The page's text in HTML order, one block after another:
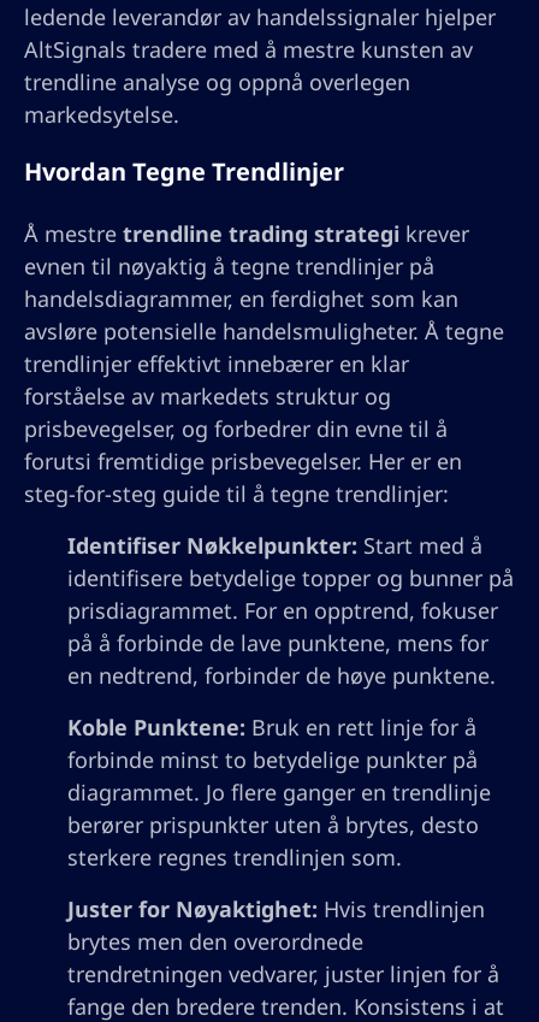
ledende leverandør av handelssignaler hjelper
AltSignals tradere med å mestre kunsten av
trendline analyse og oppnå overlegen
markedsytelse.
Hvordan Tegne Trendlinjer
Å mestre trendline trading strategi krever
evnen til nøyaktig å tegne trendlinjer på
handelsdiagrammer, en ferdighet som kan
avsløre potensielle handelsmuligheter. Å tegne
trendlinjer effektivt innebærer en klar
forståelse av markedets struktur og
prisbevegelser, og forbedrer din evne til å
forutsi fremtidige prisbevegelser. Her er en
steg-for-steg guide til å tegne trendlinjer:
Identifiser Nøkkelpunkter: Start med å
identifisere betydelige topper og bunner på
prisdiagrammet. For en opptrend, fokuser
på å forbinde de lave punktene, mens for
en nedtrend, forbinder de høye punktene.
Koble Punktene: Bruk en rett linje for å
forbinde minst to betydelige punkter på
diagrammet. Jo flere ganger en trendlinje
berører prispunkter uten å brytes, desto
sterkere regnes trendlinjen som.
Juster for Nøyaktighet: Hvis trendlinjen
brytes men den overordnede
trendretningen vedvarer, juster linjen for å
fange den bredere trenden. Konsistens i at